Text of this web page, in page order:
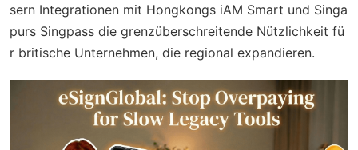
sern Integrationen mit Hongkongs iAM Smart und Singa
purs Singpass die grenzüberschreitende Nützlichkeit fü
r britische Unternehmen, die regional expandieren.